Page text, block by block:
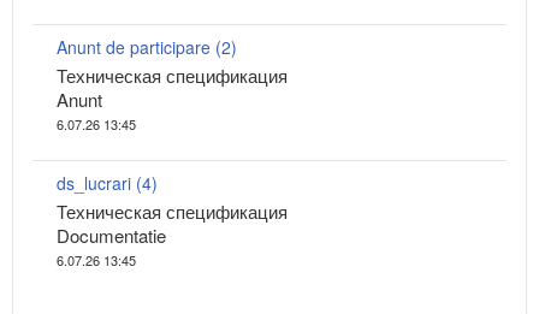
Anunt de participare (2)
Техническая спецификация
Anunt
6.07.26 13:45
ds_lucrari (4)
Техническая спецификация
Documentatie
6.07.26 13:45